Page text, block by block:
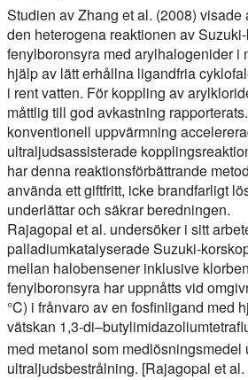
Studien av Zhang et al. (2008)
den heterogena reaktionen av
fenylboronsyra med arylhalogenider i
hjälp av lätt erhållna ligandfria
i rent vatten. För koppling av
måttlig till god avkastning
konventionell uppvärmning
ultraljudsassisterade
har denna reaktionsförbättrande
använda ett giftfritt, icke brandfarligt
underlättar och säkrar beredningen.
Rajagopal et al. undersöker i sitt
palladiumkatalyserade Suzuki-
mellan halobensener inklusive
fenylboronsyra har uppnåtts vid
°C) i frånvaro av en fosfinligand med
vätskan 1,3-
med metanol som medlösningsmedel
ultraljudsbestrålning. [Rajagopal et